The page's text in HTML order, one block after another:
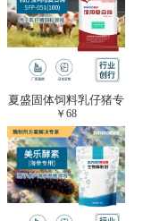
夏盛固体饲料乳仔猪专
用复合酶SFG-0932
￥68